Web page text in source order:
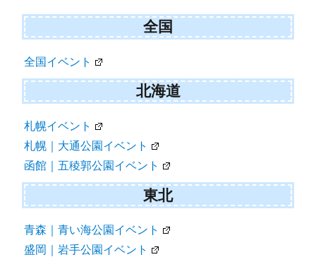
ビ
ゲ
ー
シ
ョ
ン
全国
全国イベント
北海道
札幌イベント
札幌｜大通公園イベント
函館｜五稜郭公園イベント
東北
青森｜青い海公園イベント
盛岡｜岩手公園イベント